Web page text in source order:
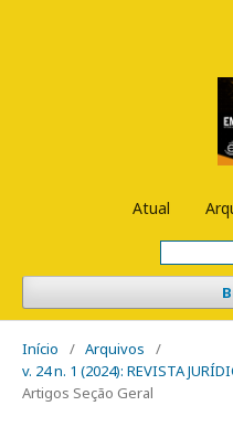
Atual
Início / Arquivos
/
v. 24 n. 1 (2024): REVISTA
Artigos Seção Geral